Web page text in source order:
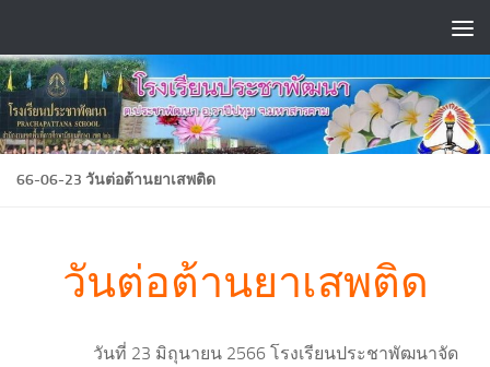
66-06-23 วันต่อต้านยาเสพติด
วันต่อต้านยาเสพติด
วันที่ 23 มิถุนายน 2566 โรงเรียนประชาพัฒนาจัด